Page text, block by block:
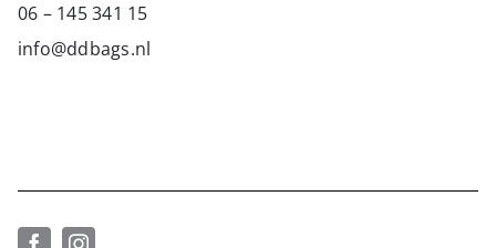
06 – 145 341 15
info@ddbags.nl